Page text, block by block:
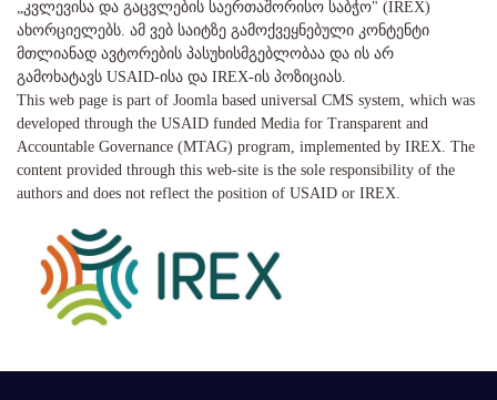
„კვლევისა და გაცვლების საერთაშორისო საბჭო" (IREX)
ახორციელებს. ამ ვებ საიტზე გამოქვეყნებული კონტენტი
მთლიანად ავტორების პასუხისმგებლობაა და ის არ
გამოხატავს USAID-ისა და IREX-ის პოზიციას.
This web page is part of Joomla based universal CMS system, which was
developed through the USAID funded Media for Transparent and
Accountable Governance (MTAG) program, implemented by IREX. The
content provided through this web-site is the sole responsibility of the
authors and does not reflect the position of USAID or IREX.